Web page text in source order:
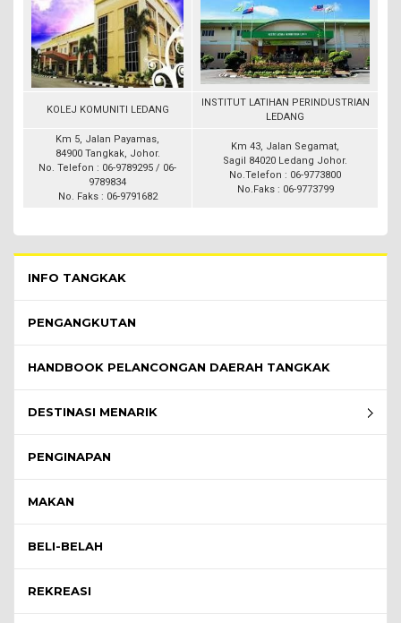
KOLEJ KOMUNITI LEDANG
INSTITUT LATIHAN PERINDUSTRIAN
LEDANG
Km 5, Jalan Payamas,
84900 Tangkak, Johor.
No. Telefon : 06-9789295 / 06-
9789834
No. Faks : 06-9791682
Km 43, Jalan Segamat,
Sagil 84020 Ledang Johor.
No.Telefon : 06-9773800
No.Faks : 06-9773799
INFO TANGKAK
PENGANGKUTAN
HANDBOOK PELANCONGAN DAERAH TANGKAK
DESTINASI MENARIK
PENGINAPAN
MAKAN
BELI-BELAH
REKREASI